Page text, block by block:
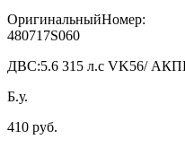
ОригинальныйНомер:
480717S060
ДВС:5.6 315 л.с VK56/
Б.у.
410 руб.